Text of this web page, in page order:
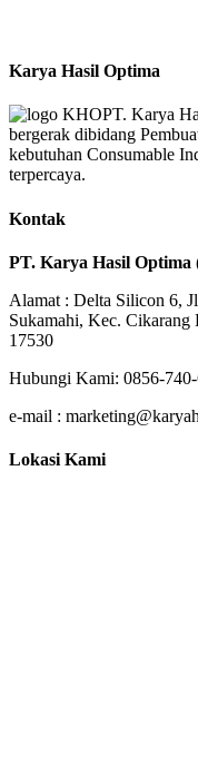
Karya Hasil Optima
PT. Karya
bergerak dibidang
kebutuhan Consumable
terpercaya.
Kontak
PT. Karya Hasil Optima
Alamat : Delta Silicon 6,
Sukamahi, Kec. Cikarang
17530
Hubungi Kami: 0856-
e-mail :
Lokasi Kami